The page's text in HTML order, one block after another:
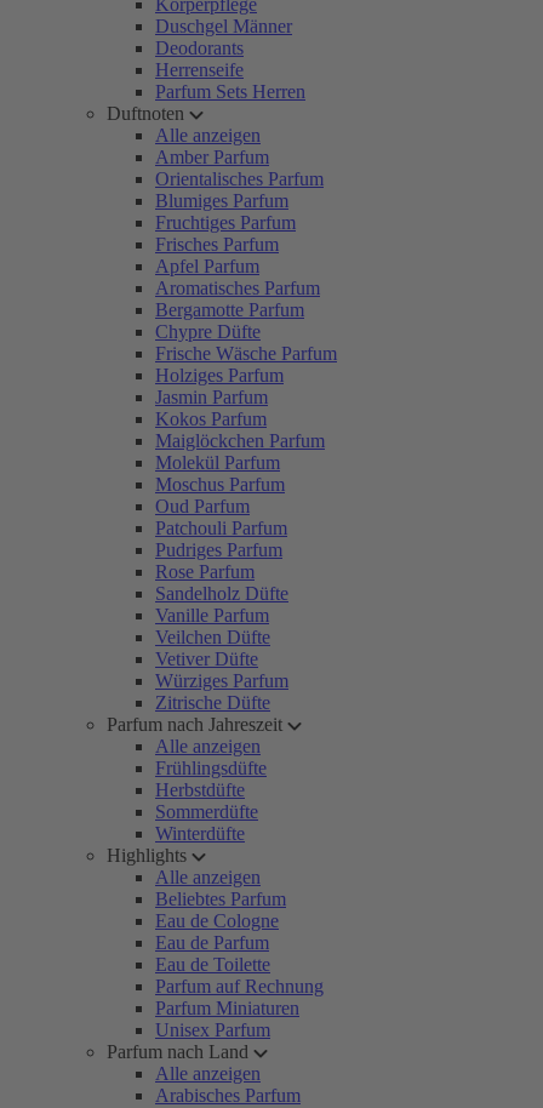
Körperpflege
Duschgel Männer
Deodorants
Herrenseife
Parfum Sets Herren
Duftnoten
Alle anzeigen
Amber Parfum
Orientalisches Parfum
Blumiges Parfum
Fruchtiges Parfum
Frisches Parfum
Apfel Parfum
Aromatisches Parfum
Bergamotte Parfum
Chypre Düfte
Frische Wäsche Parfum
Holziges Parfum
Jasmin Parfum
Kokos Parfum
Maiglöckchen Parfum
Molekül Parfum
Moschus Parfum
Oud Parfum
Patchouli Parfum
Pudriges Parfum
Rose Parfum
Sandelholz Düfte
Vanille Parfum
Veilchen Düfte
Vetiver Düfte
Würziges Parfum
Zitrische Düfte
Parfum nach Jahreszeit
Alle anzeigen
Frühlingsdüfte
Herbstdüfte
Sommerdüfte
Winterdüfte
Highlights
Alle anzeigen
Beliebtes Parfum
Eau de Cologne
Eau de Parfum
Eau de Toilette
Parfum auf Rechnung
Parfum Miniaturen
Unisex Parfum
Parfum nach Land
Alle anzeigen
Arabisches Parfum